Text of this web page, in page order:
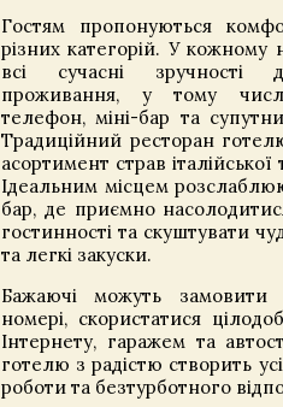
Гостям пропонуються
різних категорій. У кожному
всі сучасні зручності
проживання, у тому
телефон, міні-бар та
Традиційний ресторан
асортимент страв італійської
Ідеальним місцем
бар, де приємно
гостинності та скуштувати
та легкі закуски.
Бажаючі можуть замовити
номері, скористатися
Інтернету, гаражем та
готелю з радістю створить
роботи та безтурботного